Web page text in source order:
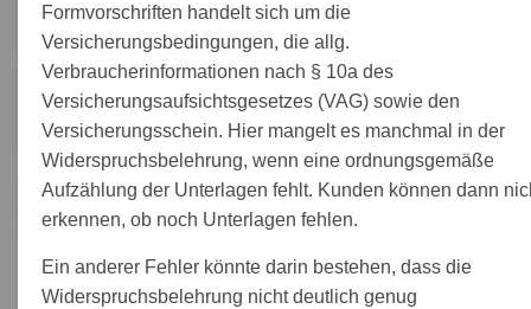
Formvorschriften handelt sich um die
Versicherungsbedingungen, die allg.
Verbraucherinformationen nach § 10a des
Versicherungsaufsichtsgesetzes (VAG) sowie den
Versicherungsschein. Hier mangelt es manchmal in der
Widerspruchsbelehrung, wenn eine ordnungsgemäße
Aufzählung der Unterlagen fehlt. Kunden können dann
erkennen, ob noch Unterlagen fehlen.
Ein anderer Fehler könnte darin bestehen, dass die
Widerspruchsbelehrung nicht deutlich genug